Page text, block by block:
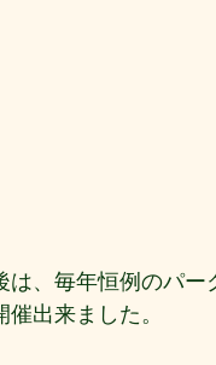
、毎年恒例のパー
出来ました。